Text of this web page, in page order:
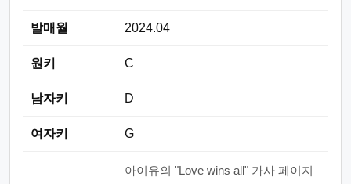
발매월 2024.04
원키 C
남자키 D
여자키 G
아이유의 "Love wins all" 가사 페이지